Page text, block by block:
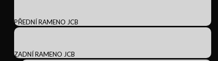
PŘEDNÍ RAMENO JCB
ZADNÍ RAMENO JCB